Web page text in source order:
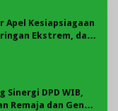
Apel Kesiapsiagaan
Ekstrem, dan
Sinergi DPD WIB,
Remaja dan Geng